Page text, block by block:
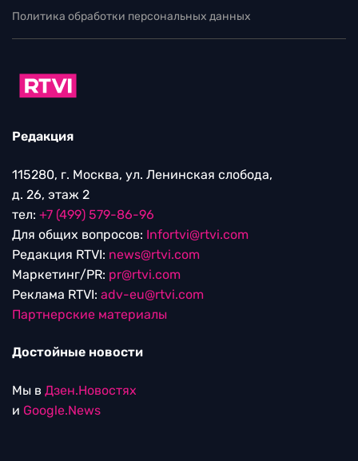
Политика обработки персональных данных
Редакция
115280, г. Москва, ул. Ленинская слобода,
д. 26, этаж 2
тел: +7 (499) 579-86-96
Для общих вопросов: Infortvi@rtvi.com
Редакция RTVI: news@rtvi.com
Маркетинг/PR: pr@rtvi.com
Реклама RTVI: adv-eu@rtvi.com
Партнерские материалы
Достойные новости
Мы в Дзен.Новостях
и Google.News